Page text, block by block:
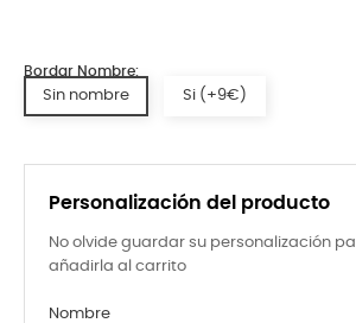
Personalización del producto
No olvide guardar su personalización
añadirla al carrito
Nombre
Bordar Nombre:
Sin nombre Si (+9€)